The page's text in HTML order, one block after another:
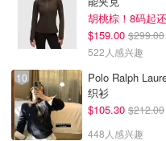
胡桃棕！8码起
$159.00 $299.00
522人感兴趣
Polo Ralph Lauren 长袖麻
织衫
$105.30 $212.00
448人感兴趣